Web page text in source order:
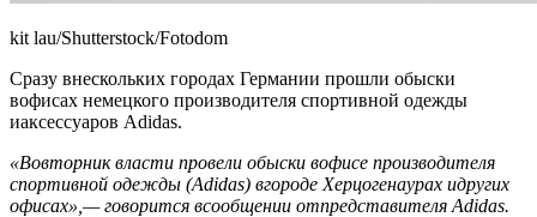
kit lau/Shutterstock/Fotodom
Сразу внескольких городах Германии прошли обыски
вофисах немецкого производителя спортивной одежды
иаксессуаров Adidas.
«Вовторник власти провели обыски вофисе производителя
спортивной одежды (Adidas) вгороде Херцогенаурах идругих
офисах»,— говорится всообщении отпредставителя Adidas.